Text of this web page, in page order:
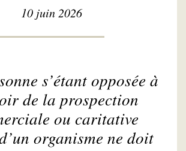
10 juin 2026
s’étant opposée à
de la prospection
ou caritative
organisme ne doit